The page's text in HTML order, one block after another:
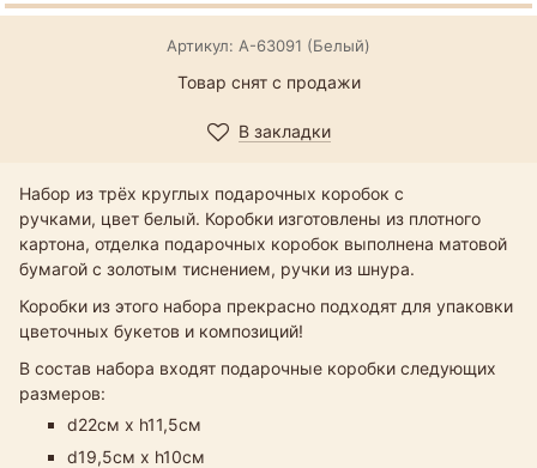
Артикул: А-63091 (Белый)
Товар снят с продажи
В закладки
Набор из трёх круглых подарочных коробок с
ручками, цвет белый. Коробки изготовлены из плотного
картона, отделка подарочных коробок выполнена матовой
бумагой с золотым тиснением, ручки из шнура.
Коробки из этого набора прекрасно подходят для упаковки
цветочных букетов и композиций!
В состав набора входят подарочные коробки следующих
размеров:
d22см х h11,5см
d19,5см х h10см